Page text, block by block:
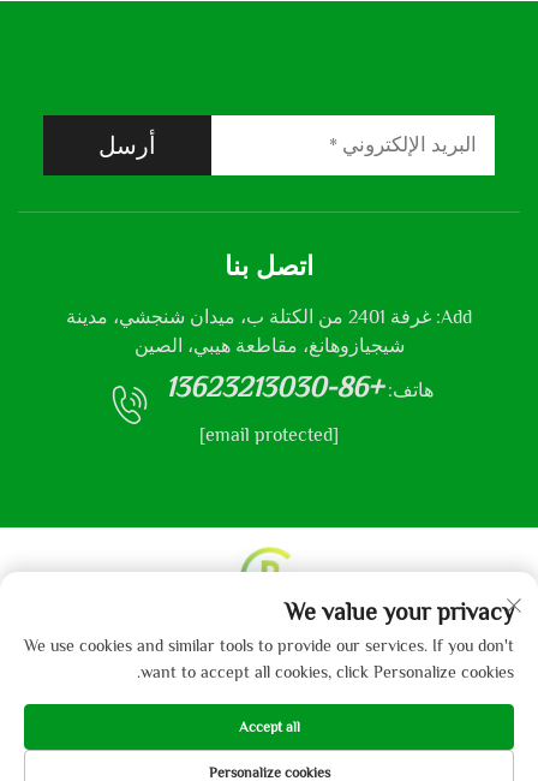
أرسل
اتصل بنا
Add: غرفة 2401 من الكتلة ب، ميدان شنجشي، مدينة
شيجيازوهانغ، مقاطعة هيبي، الصين
هاتف: +86-13623213030
[email protected]
حقوق النشر © 2013-2024 من قبل شركة هيباي جايبو
للمنسوجات المحدودة. سياسة الخصوصية
We value your privacy
We use cookies and similar tools to provide our services. If you don't
want to accept all cookies, click Personalize cookies.
Personalize cookies
Accept all